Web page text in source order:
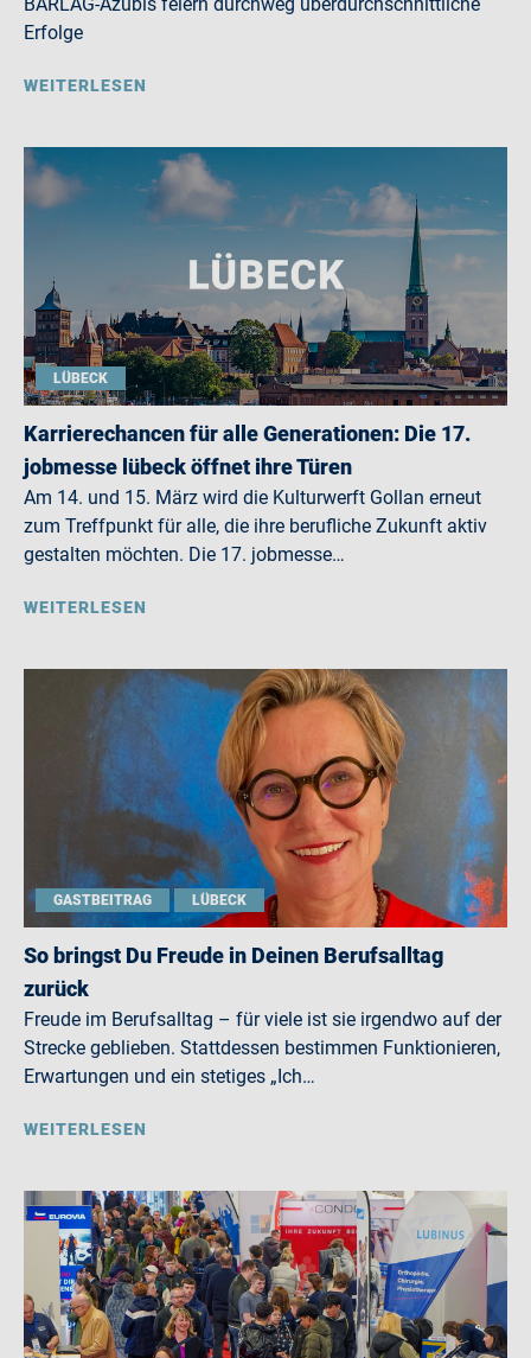
Erfolge
WEITERLESEN
LÜBECK
Karrierechancen für alle Generationen: Die 17.
jobmesse lübeck öffnet ihre Türen
Am 14. und 15. März wird die Kulturwerft Gollan erneut
zum Treffpunkt für alle, die ihre berufliche Zukunft aktiv
gestalten möchten. Die 17. jobmesse…
WEITERLESEN
GASTBEITRAG LÜBECK
So bringst Du Freude in Deinen Berufsalltag
zurück
Freude im Berufsalltag – für viele ist sie irgendwo auf der
Strecke geblieben. Stattdessen bestimmen Funktionieren,
Erwartungen und ein stetiges „Ich…
WEITERLESEN